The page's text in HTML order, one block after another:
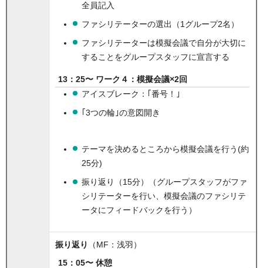
全員記入
ファシリテーターの選出（1グループ2名）
ファシリテーターは模擬会議で自分が大切に
することをグループスタッフに宣言する
13：25〜 ワーク４：模擬会議×2回
アイスブレーク：｢番号！｣
｢3つの輪｣の意図開き
テーマを決めるところから模擬会議を行う(約
25分)
振り返り（15分）（グループスタッフがファ
シリテーターを行い、模擬会議のファシリテ
ータにフィードバックを行う）
振り返り （MF：浅羽）
15：05〜 休憩